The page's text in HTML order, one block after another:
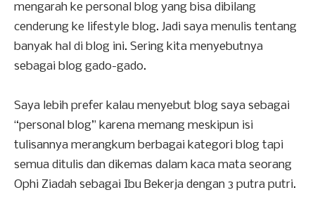
mengarah ke personal blog yang bisa dibilang
cenderung ke lifestyle blog. Jadi saya menulis tentang
banyak hal di blog ini. Sering kita menyebutnya
sebagai blog gado-gado.
Saya lebih prefer kalau menyebut blog saya sebagai
“personal blog” karena memang meskipun isi
tulisannya merangkum berbagai kategori blog tapi
semua ditulis dan dikemas dalam kaca mata seorang
Ophi Ziadah sebagai Ibu Bekerja dengan 3 putra putri.